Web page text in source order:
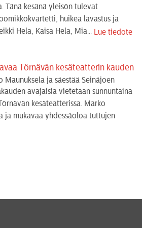
Tänä kesänä yleisön tulevat
huikea lavastus ja
Hela, Kaisa Hela, Mia...
Lue tiedote
Törnävän kesäteatterin kauden
Maunuksela ja säestää Seinäjoen
avajaisia vietetään sunnuntaina
kesäteatterissa. Marko
ja mukavaa yhdessäoloa tuttujen